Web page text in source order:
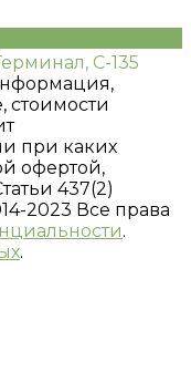
С-135
стоимости
при каких
офертой,
437(2)
2023 Все права
.
.